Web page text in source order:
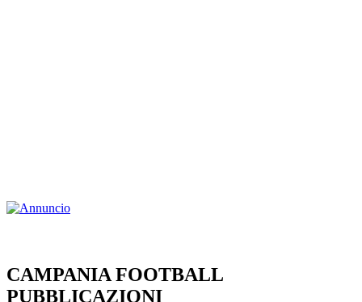
CAMPANIA FOOTBALL
PUBBLICAZIONI